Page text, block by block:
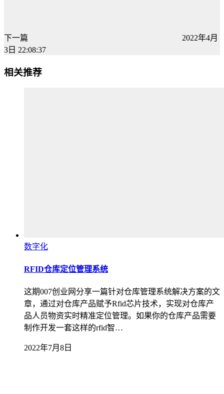
下一篇
2022年4月
3日 22:08:37
相关推荐
数字化
RFID仓库定位管理系统
这期007创业网分享一篇针对仓库管理系统解决方案的文
章，通过对仓库产品赋予Rfid芯片技术，实现对仓库产
品人员物资实时精准定位管理。如果你的仓库产品需要
制作开发一套这样的rfid智…
2022年7月8日